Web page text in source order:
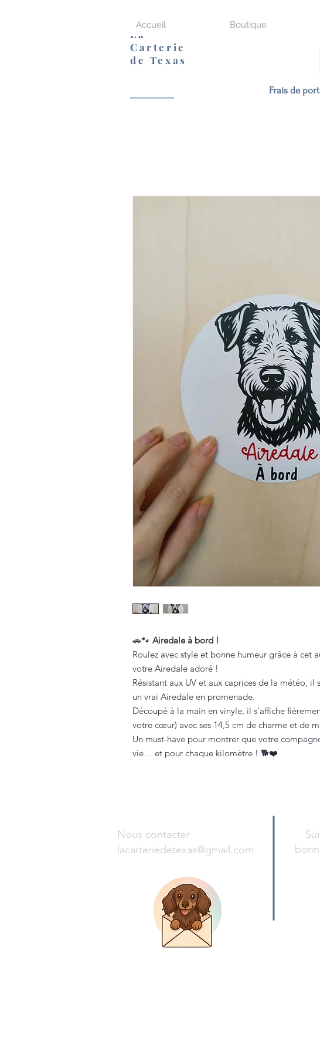
La
Carterie
de Texas
Accueil Boutique
Frais de
🚗🐾 Airedale à bord !
Roulez avec style et bonne humeur grâce à cet
votre Airedale adoré !
Résistant aux UV et aux caprices de la météo, il
un vrai Airedale en promenade.
Découpé à la main en vinyle, il s’affiche
votre cœur) avec ses 14,5 cm de charme et de
Un must-have pour montrer que votre
vie… et pour chaque kilomètre ! 🐕❤️
Nous contacter
lacarteriedetexas@gmail.com